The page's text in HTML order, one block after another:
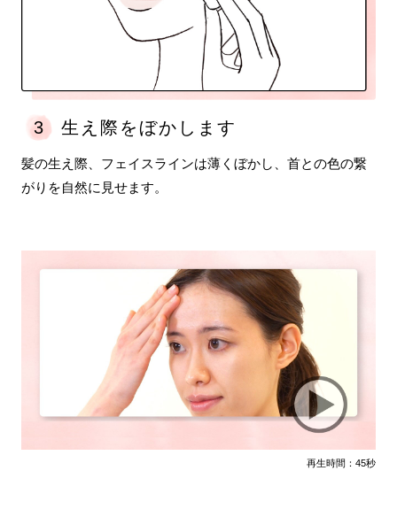
3 生え際をぼかします
髪の生え際、フェイスラインは薄くぼかし、首との色の繋
がりを自然に見せます。
再生時間：45秒